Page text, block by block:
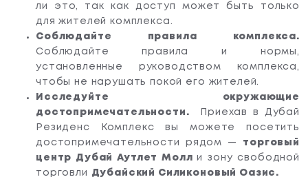
ли это, так как доступ может быть только
для жителей комплекса.
Соблюдайте правила комплекса.
Соблюдайте правила и нормы,
установленные руководством комплекса,
чтобы не нарушать покой его жителей.
Исследуйте окружающие
достопримечательности. Приехав в Дубай
Резиденс Комплекс вы можете посетить
достопримечательности рядом — торговый
центр Дубай Аутлет Молл
и зону свободной
торговли
Дубайский Силиконовый Оазис.